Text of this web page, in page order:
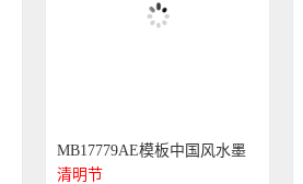
MB17779AE模板中国风水墨
清明节